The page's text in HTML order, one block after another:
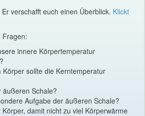
verschafft euch einen Überblick. Klickt
Fragen:
innere Körpertemperatur
Körper sollte die Kerntemperatur
äußeren Schale?
Aufgabe der äußeren Schale?
damit nicht zu viel Körperwärme